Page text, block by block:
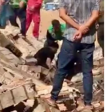
tấn công trả đũa từ
này.
báo hiện nay được
lưu ý về mối đe dọa
các phần tử khủng bố
(Vietnam+)